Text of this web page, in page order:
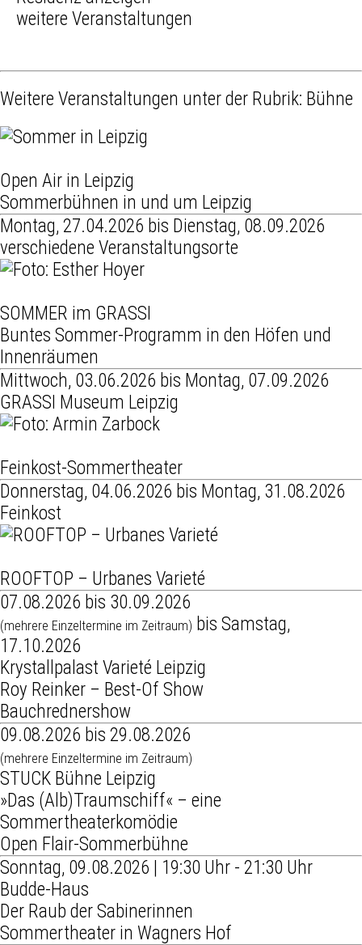
weitere Veranstaltungen
Weitere Veranstaltungen unter der Rubrik: Bühne
Open Air in Leipzig
Sommerbühnen in und um Leipzig
Montag, 27.04.2026 bis Dienstag, 08.09.2026
verschiedene Veranstaltungsorte
SOMMER im GRASSI
Buntes Sommer-Programm in den Höfen und
Innenräumen
Mittwoch, 03.06.2026 bis Montag, 07.09.2026
GRASSI Museum Leipzig
Feinkost-Sommertheater
Donnerstag, 04.06.2026 bis Montag, 31.08.2026
Feinkost
ROOFTOP – Urbanes Varieté
07.08.2026 bis 30.09.2026
(mehrere Einzeltermine im Zeitraum) bis Samstag,
17.10.2026
Krystallpalast Varieté Leipzig
Roy Reinker – Best-Of Show
Bauchrednershow
09.08.2026 bis 29.08.2026
(mehrere Einzeltermine im Zeitraum)
STUCK Bühne Leipzig
»Das (Alb)Traumschiff« – eine
Sommertheaterkomödie
Open Flair-Sommerbühne
Sonntag, 09.08.2026 | 19:30 Uhr - 21:30 Uhr
Budde-Haus
Der Raub der Sabinerinnen
Sommertheater in Wagners Hof